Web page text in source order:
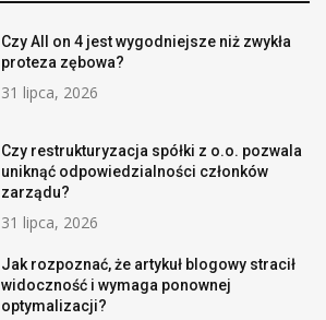
Czy All on 4 jest wygodniejsze niż zwykła
proteza zębowa?
31 lipca, 2026
Czy restrukturyzacja spółki z o.o. pozwala
uniknąć odpowiedzialności członków
zarządu?
31 lipca, 2026
Jak rozpoznać, że artykuł blogowy stracił
widoczność i wymaga ponownej
optymalizacji?